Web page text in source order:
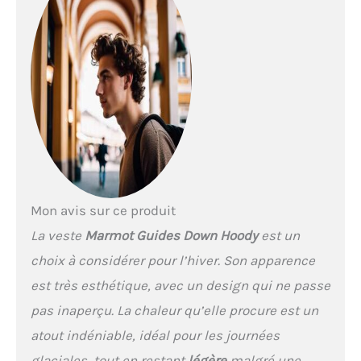
sont désormais recyclés
PLUS STYLÉE : la coupe à la
mode et la matière de cette
veste d’hiver matelassée
vont faire tourner les têtes
, matelassage en fibre
végétale antibactérien et
anti-humidité PLUS DE
PROTECTION : veste à
capuche d’hiver à
manchettes et ourlet
réglables avec Velcro, pour
une protection fiable
contre le froid, la neige, et
le vent PRATIQUE : anorak
thermo pour hommes avec
poches chauffe-mains
zippée, poche de poitrine
zippée, poche intérieure
Mon avis sur ce produit
La veste Marmot Guides Down Hoodyest un
choix à considérer pour l’hiver. Son apparence
est très esthétique, avec un design qui ne passe
pas inaperçu. La chaleur qu’elle procure est un
atout indéniable, idéal pour les journées